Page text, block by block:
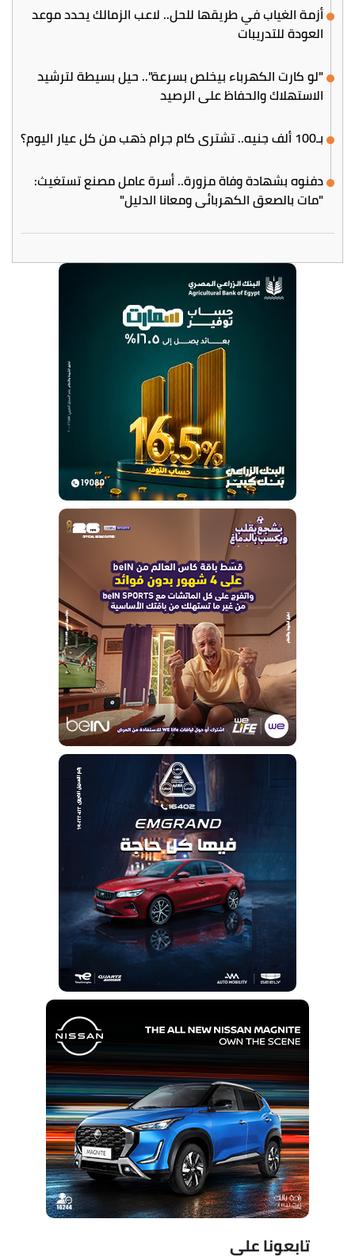
أزمة الغياب في طريقها للحل.. لاعب الزمالك يحدد موعد
العودة للتدريبات
"لو كارت الكهرباء بيخلص بسرعة".. حيل بسيطة لترشيد
الاستهلاك والحفاظ على الرصيد
بـ100 ألف جنيه.. تشتري كام جرام ذهب من كل عيار اليوم؟
دفنوه بشهادة وفاة مزورة.. أسرة عامل مصنع تستغيث:
"مات بالصعق الكهربائي ومعانا الدليل"
تابعونا على